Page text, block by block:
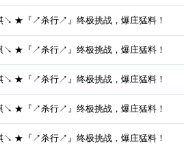
★『↗杀行↗』终极挑战，爆庄猛料！
★『↗杀行↗』终极挑战，爆庄猛料！
★『↗杀行↗』终极挑战，爆庄猛料！
★『↗杀行↗』终极挑战，爆庄猛料！
★『↗杀行↗』终极挑战，爆庄猛料！